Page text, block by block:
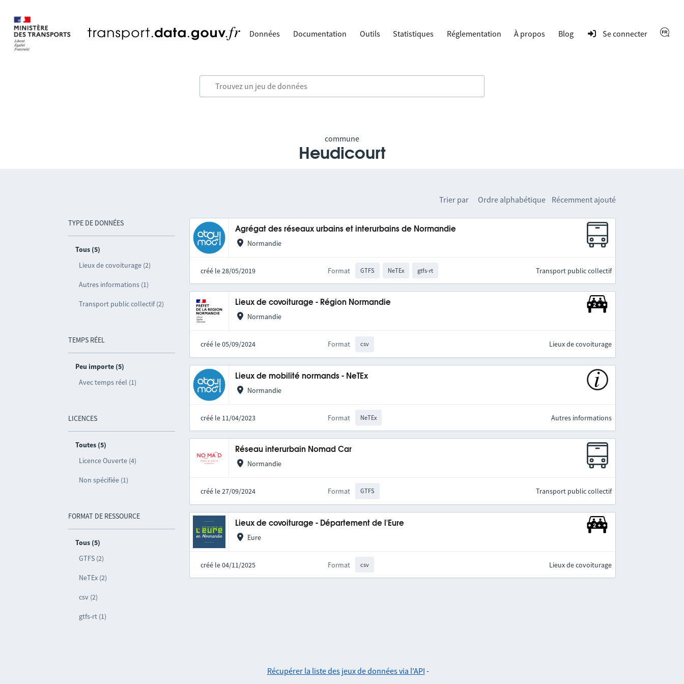
Données Documentation Outils Statistiques Réglementation À propos Blog Se connecter
commune
Heudicourt
TYPE DE DONNÉES
Tous (5)
Lieux de covoiturage (2)
Autres informations (1)
Transport public collectif (2)
TEMPS RÉEL
Peu importe (5)
Avec temps réel (1)
LICENCES
Toutes (5)
Licence Ouverte (4)
Non spécifiée (1)
FORMAT DE RESSOURCE
Tous (5)
GTFS (2)
NeTEx (2)
csv (2)
gtfs-rt (1)
Trier par Ordre alphabétique Récemment ajouté
Agrégat des réseaux urbains et interurbains de Normandie
Normandie
créé le 28/05/2019 Format GTFS NeTEx gtfs-rt Transport public collectif
Lieux de covoiturage - Région Normandie
Normandie
créé le 05/09/2024 Format csv Lieux de covoiturage
Lieux de mobilité normands - NeTEx
Normandie
créé le 11/04/2023 Format NeTEx Autres informations
Réseau interurbain Nomad Car
Normandie
créé le 27/09/2024 Format GTFS Transport public collectif
Lieux de covoiturage - Département de l'Eure
Eure
créé le 04/11/2025 Format csv Lieux de covoiturage
Récupérer la liste des jeux de données via l'API -